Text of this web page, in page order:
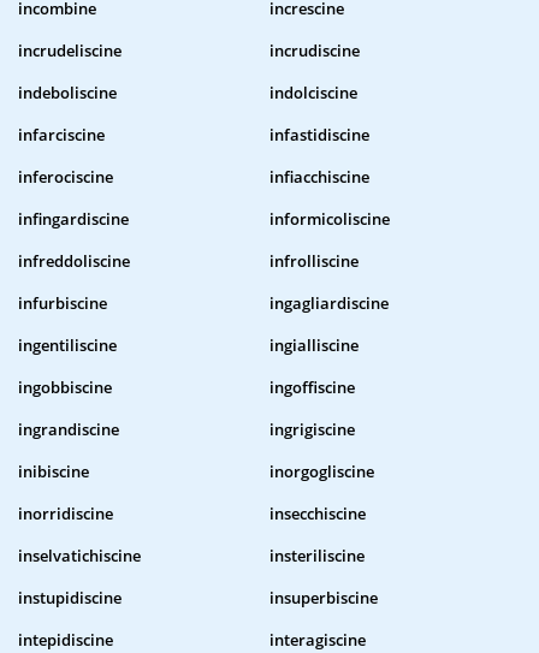
incombine
increscine
incrudeliscine
incrudiscine
indeboliscine
indolciscine
infarciscine
infastidiscine
inferociscine
infiacchiscine
infingardiscine
informicoliscine
infreddoliscine
infrolliscine
infurbiscine
ingagliardiscine
ingentiliscine
ingialliscine
ingobbiscine
ingoffiscine
ingrandiscine
ingrigiscine
inibiscine
inorgogliscine
inorridiscine
insecchiscine
inselvatichiscine
insteriliscine
instupidiscine
insuperbiscine
intepidiscine
interagiscine